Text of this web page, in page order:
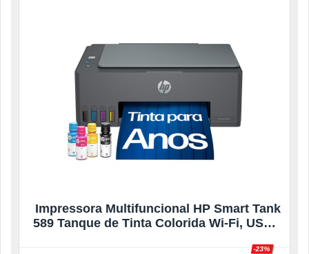
Impressora Multifuncional HP Smart Tank
589 Tanque de Tinta Colorida Wi-Fi, USB –
-23%